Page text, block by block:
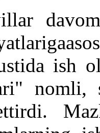
ish
nomli,